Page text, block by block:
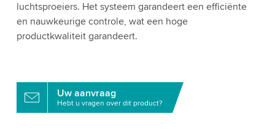
luchtsproeiers. Het systeem garandeert een efficiënte
en nauwkeurige controle, wat een hoge
productkwaliteit garandeert.
Uw aanvraag
Hebt u vragen over dit product?